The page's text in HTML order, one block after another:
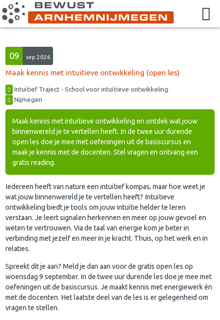
09 sep 2026
Maak kennis met intuïtieve ontwikkeling (open les)
Intuïtief Traject - School voor intuïtieve ontwikkeling
Nijmegen
Maak kennis met intuïtieve ontwikkeling en ontdek wat jouw
binnenwereld je te vertellen heeft. In de twee uur durende
open les doe je mee met oefeningen uit de basiscursus en
maak je kennis met de docenten. Stel vragen en ontvang een
gratis reading.
Iedereen heeft van nature een intuïtief kompas, maar hoe weet je
wat jouw binnenwereld je te vertellen heeft? Intuïtieve
ontwikkeling biedt je tools om jouw intuïtie helder te leren
verstaan. Je leert signalen herkennen en meer op jouw gevoel en
weten te vertrouwen. Via de taal van energie kom je beter in
verbinding met jezelf en meer in je kracht. Thuis, op het werk en in
relaties.
Spreekt dit je aan? Meld je dan aan voor de gratis open les op
woensdag 9 september. In de twee uur durende les doe je mee met
oefeningen uit de basiscursus. Je maakt kennis met energiewerk én
met de docenten. Het laatste deel van de les is er gelegenheid om
vragen te stellen.